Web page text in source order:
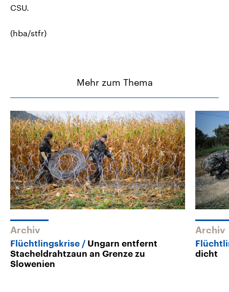
CSU.
(hba/stfr)
Mehr zum Thema
Archiv
Flüchtlingskrise
Ungarn entfernt
Stacheldrahtzaun an Grenze zu
Slowenien
Archiv
dicht